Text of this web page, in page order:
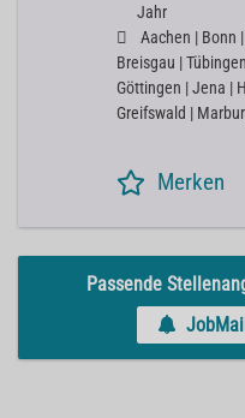
Jahr
Aachen | Bonn
Breisgau |
Göttingen | Jena |
Greifswald |
Merken
Passende